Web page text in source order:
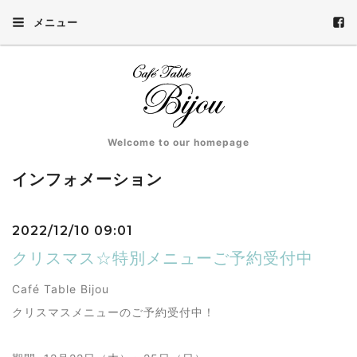
メニュー
Welcome to our homepage
インフォメーション
2022/12/10 09:01
クリスマス☆特別メニューご予約受付中
Café Table Bijou
クリスマスメニューのご予約受付中！